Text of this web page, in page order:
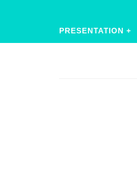
PRESENTATION